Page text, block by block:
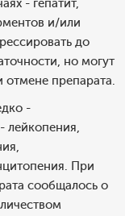
- гепатит,
и/или
до
но могут
отмене препарата.
-
лейкопения,
При
сообщалось о